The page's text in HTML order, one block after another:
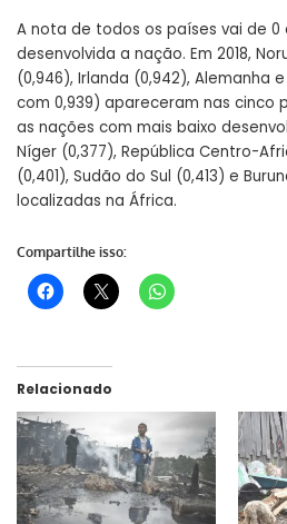
A nota de todos os países vai de 0
desenvolvida a nação. Em 2018,
(0,946), Irlanda (0,942), Alemanha
com 0,939) apareceram nas cinco
as nações com mais baixo
Níger (0,377), República Centro-
(0,401), Sudão do Sul (0,413) e
localizadas na África.
Compartilhe isso:
Relacionado